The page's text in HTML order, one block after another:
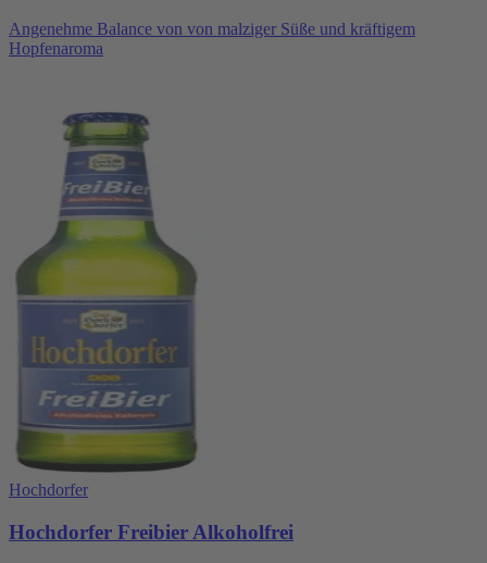
Angenehme Balance von von malziger Süße und kräftigem
Hopfenaroma
Hochdorfer
Hochdorfer Freibier Alkoholfrei